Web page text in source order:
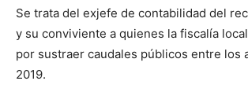
Se trata del exjefe de contabilidad del
y su conviviente a quienes la fiscalía
por sustraer caudales públicos entre los
2019.